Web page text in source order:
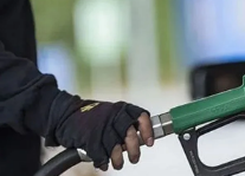
Ege'den Esintiler
Eğitim
Eğlence
İletişim